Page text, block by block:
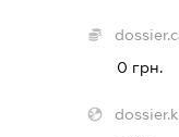
0 грн.